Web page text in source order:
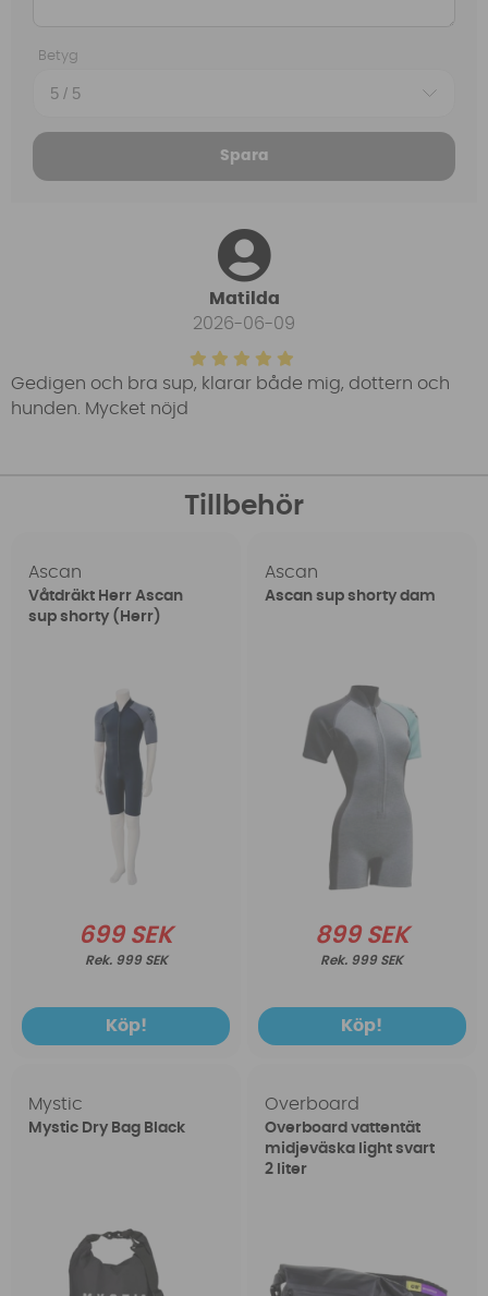
Betyg
Spara
Matilda
2026-06-09
Gedigen och bra sup, klarar både mig, dottern och
hunden. Mycket nöjd
Tillbehör
Ascan
Våtdräkt Herr Ascan
sup shorty (Herr)
699 SEK
999 SEK
Köp!
Ascan
Ascan sup shorty dam
899 SEK
999 SEK
Köp!
Mystic
Mystic Dry Bag Black
Overboard
Overboard vattentät
midjeväska light svart
2 liter